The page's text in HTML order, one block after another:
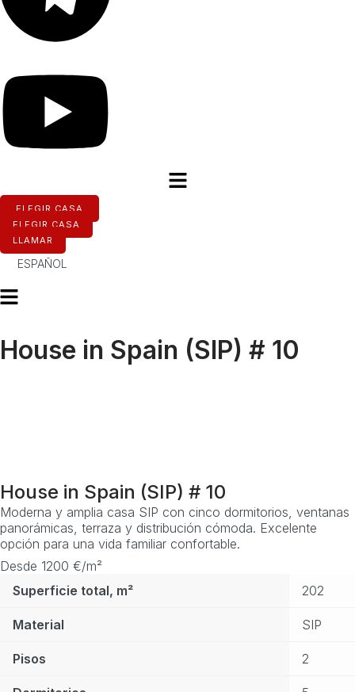
ELEGIR CASA
ELEGIR CASA
LLAMAR
ESPAÑOL
House in Spain (SIP) # 10
House in Spain (SIP) # 10
Moderna y amplia casa SIP con cinco dormitorios, ventanas
panorámicas, terraza y distribución cómoda. Excelente
opción para una vida familiar confortable.
Desde 1200 €/m²
Superficie total, m²
202
Material SIP
Pisos 2